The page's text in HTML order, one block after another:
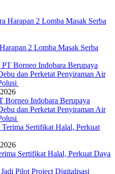
2 Lomba Masak Serba
Borneo Indobara Berupaya
dan Perketat Penyiraman Air
Sertifikat Halal, Perkuat Daya